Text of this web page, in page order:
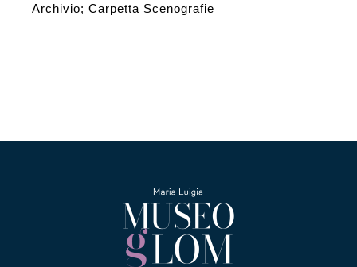
Archivio; Carpetta Scenografie